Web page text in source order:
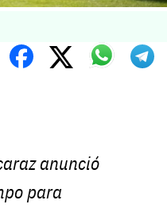
anunció
para